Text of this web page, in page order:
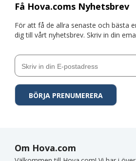
Få Hova.coms Nyhetsbrev
För att få de allra senaste och bästa
dig till vårt nyhetsbrev. Skriv in din
Om Hova.com